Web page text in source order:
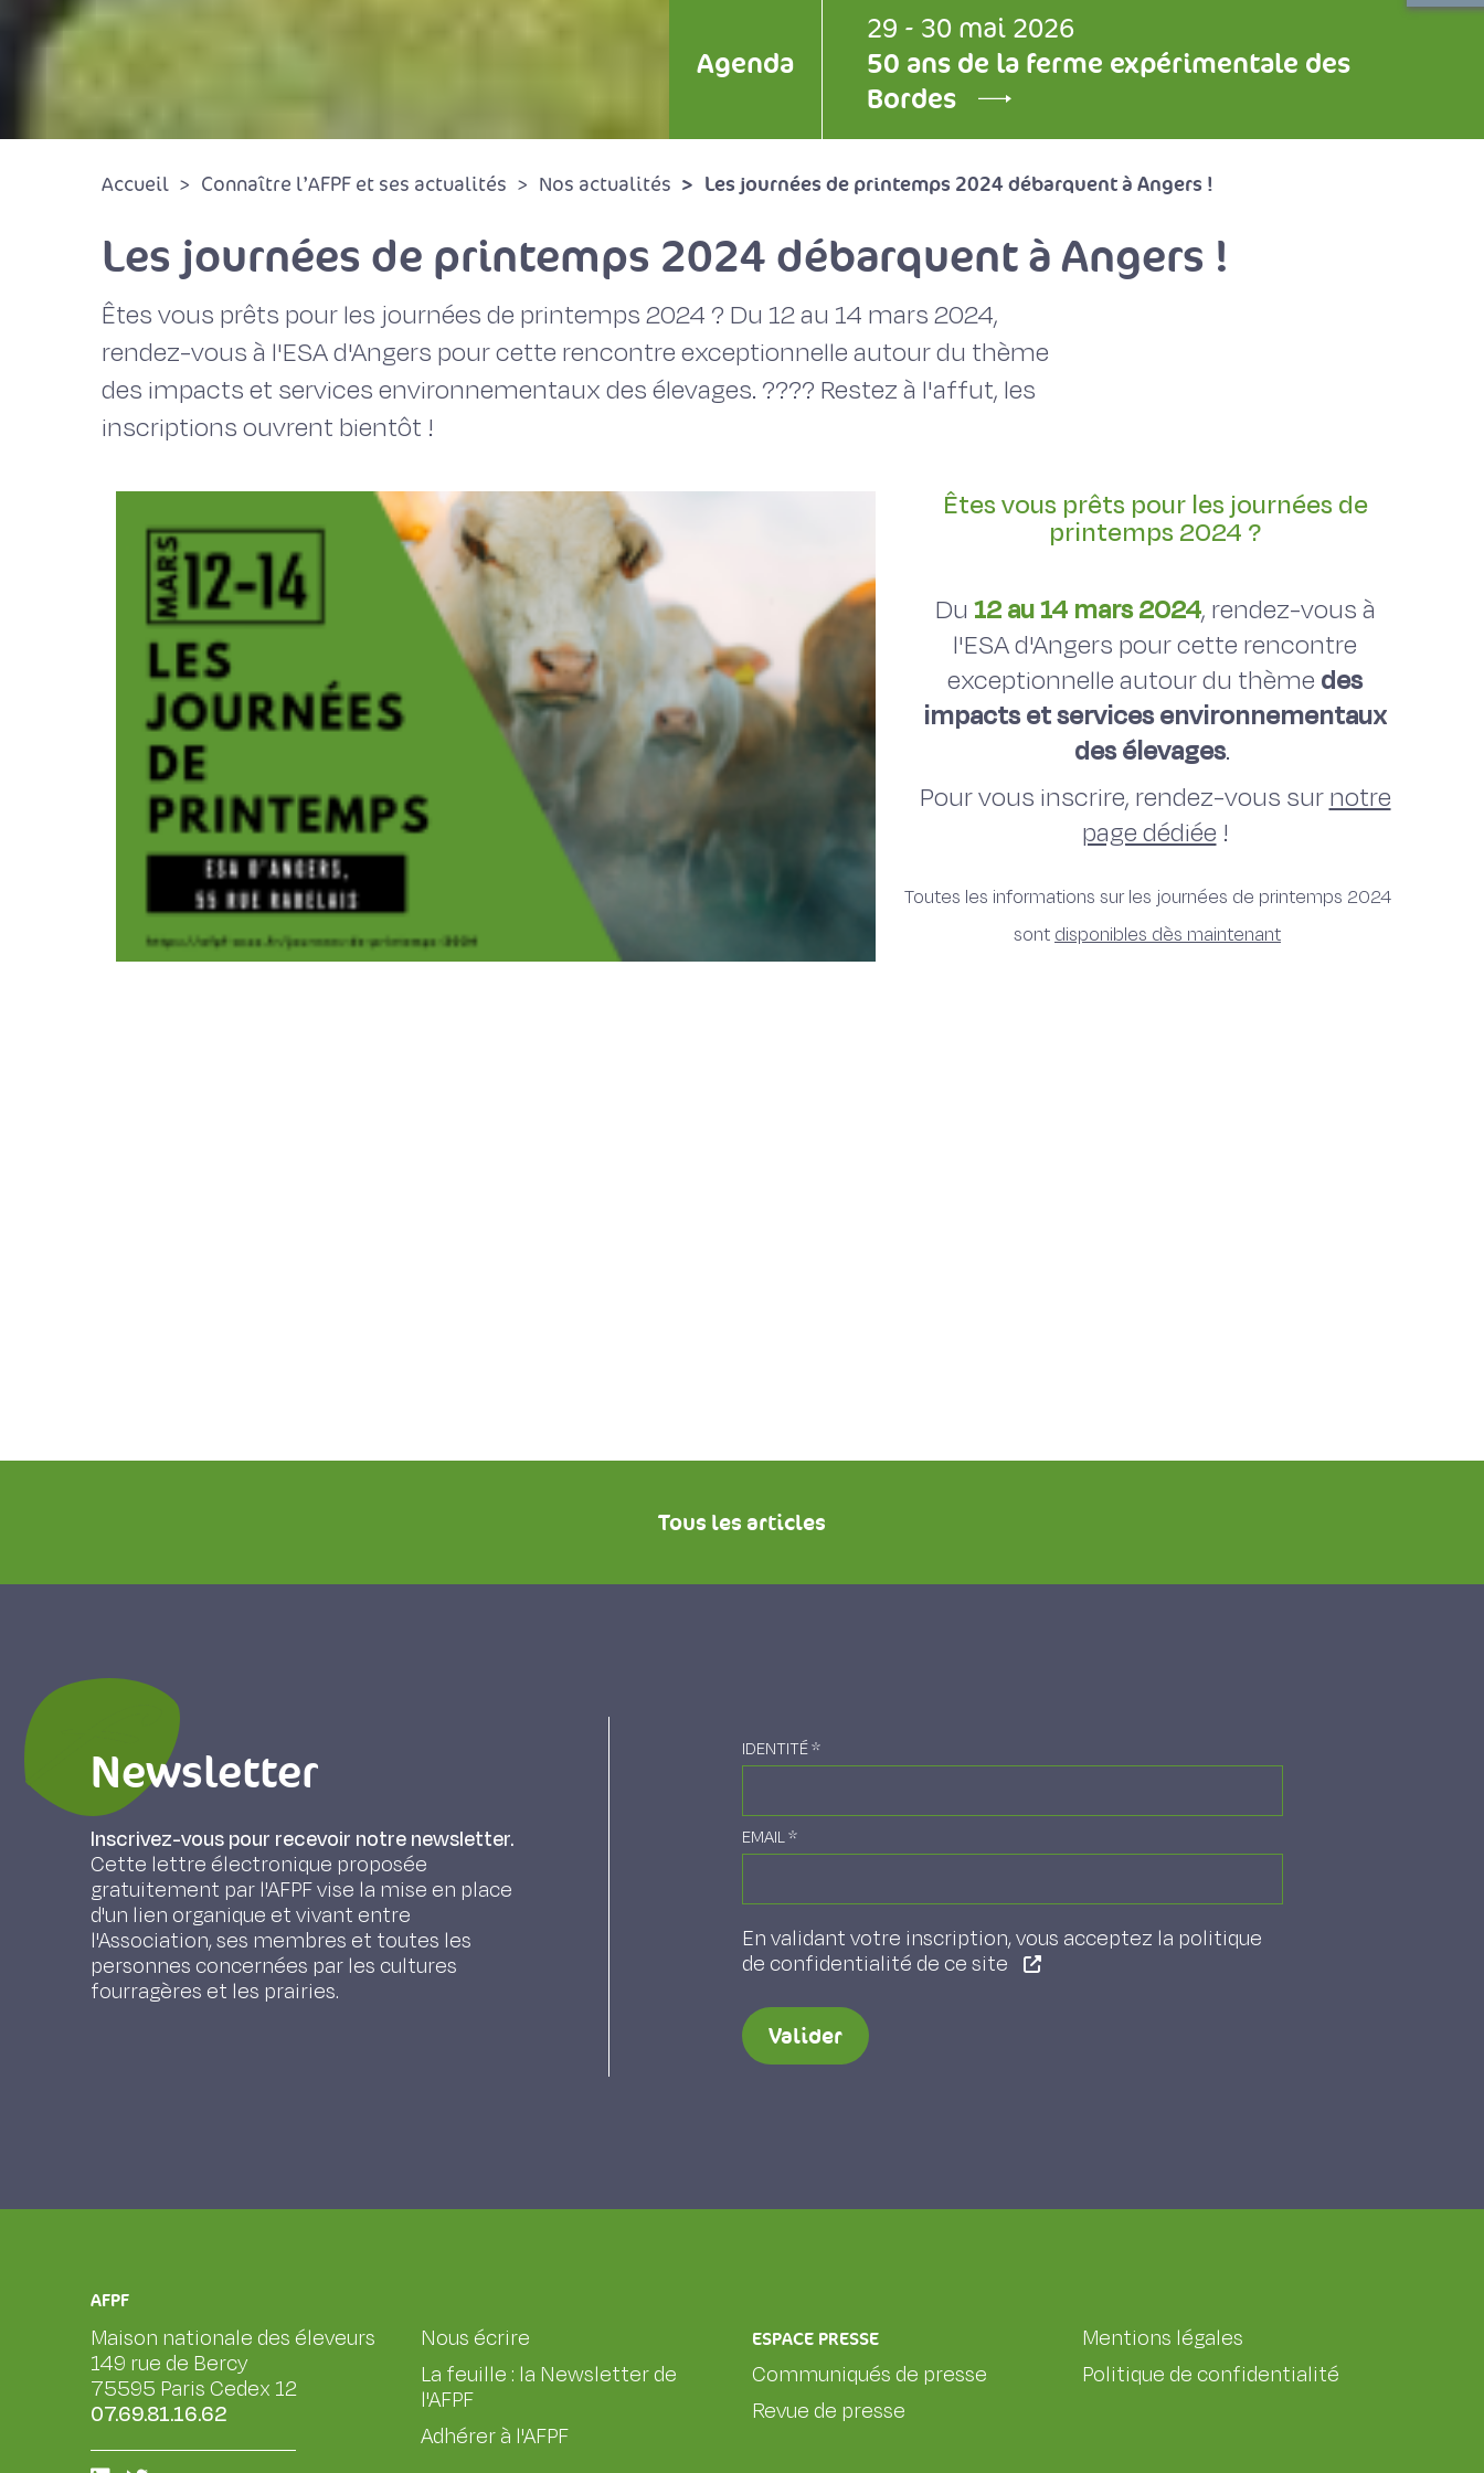
Agenda
29 - 30 mai 2026
50 ans de la ferme expérimentale des
Bordes
Accueil Connaître l’AFPF et ses actualités Nos actualités Les journées de printemps 2024 débarquent à Angers !
Les journées de printemps 2024 débarquent à Angers !
Êtes vous prêts pour les journées de printemps 2024 ? Du 12 au 14 mars 2024,
rendez-vous à l'ESA d'Angers pour cette rencontre exceptionnelle autour du thème
des impacts et services environnementaux des élevages. ???? Restez à l'affut, les
inscriptions ouvrent bientôt !
Êtes vous prêts pour les journées de
printemps 2024 ?
Du 12 au 14 mars 2024, rendez-vous à
l'ESA d'Angers pour cette rencontre
exceptionnelle autour du thème des
impacts et services environnementaux
des élevages.
Pour vous inscrire, rendez-vous surnotre
page dédiée !
Toutes les informations sur les journées de printemps 2024
sontdisponibles dès maintenant
Tous les articles
Newsletter
Inscrivez-vous pour recevoir notre newsletter.
Cette lettre électronique proposée
gratuitement par l'AFPF vise la mise en place
d'un lien organique et vivant entre
l'Association, ses membres et toutes les
personnes concernées par les cultures
fourragères et les prairies.
IDENTITÉ*
EMAIL*
En validant votre inscription, vous acceptez la politique
de confidentialité de ce site
Valider
AFPF
Maison nationale des éleveurs
149 rue de Bercy
75595 Paris Cedex 12
07.69.81.16.62
Nous écrire
La feuille : la Newsletter de
l'AFPF
Adhérer à l'AFPF
ESPACE PRESSE
Communiqués de presse
Revue de presse
Mentions légales
Politique de confidentialité